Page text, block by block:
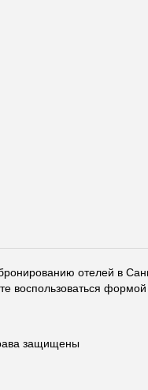
отелей в
воспользоваться
защищены